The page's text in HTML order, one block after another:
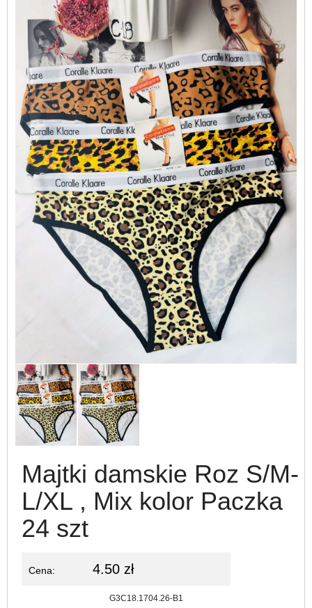
Majtki damskie Roz S/M-
L/XL , Mix kolor Paczka
24 szt
Cena: 4.50 zł
G3C18.1704.26-B1